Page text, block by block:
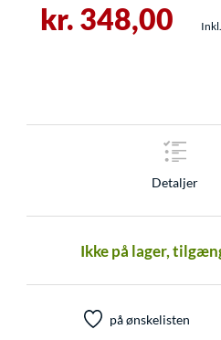
kr. 348,00
Detaljer
Ikke på lager,
på ønskelisten